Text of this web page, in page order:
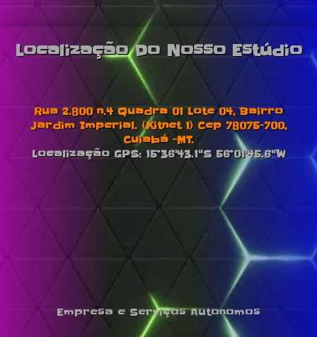
Localização Do Nosso Estúdio
Rua 2.800 n.4 Quadra 01 Lote 04, Bairro
Jardim Imperial. (Kitnet 1) Cep 78075-700,
Cuiabá -MT.
Localização GPS: 15°36'43.1"S 56°01'45.6"W
Empresa e Serviços Autonomos